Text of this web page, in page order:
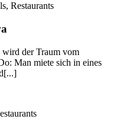
Restaurants
der Traum vom
Man miete sich in eines